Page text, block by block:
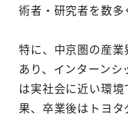
術者・研究者を数多
特に、中京圏の産
あり、インターン
は実社会に近い環
果、卒業後はトヨ